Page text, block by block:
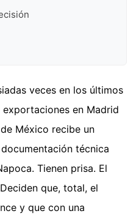
veces en los últimos
en Madrid
México recibe un
técnica
Tienen prisa. El
que, total, el
y que con una